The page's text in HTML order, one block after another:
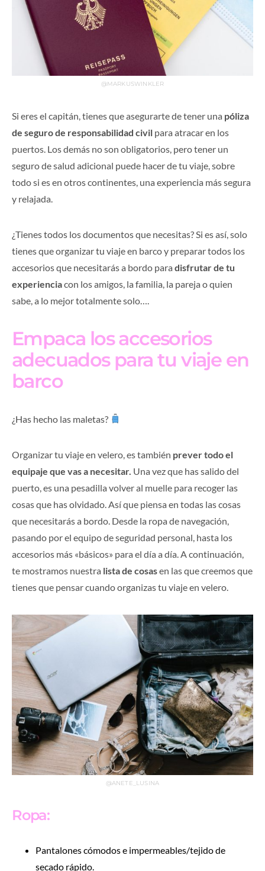
@MARKUSWINKLER
Si eres el capitán, tienes que asegurarte de tener una póliza
de seguro de responsabilidad civil para atracar en los
puertos. Los demás no son obligatorios, pero tener un
seguro de salud adicional puede hacer de tu viaje, sobre
todo si es en otros continentes, una experiencia más segura
y relajada.
¿Tienes todos los documentos que necesitas? Si es así, solo
tienes que organizar tu viaje en barco y preparar todos los
accesorios que necesitarás a bordo para disfrutar de tu
experienciacon los amigos, la familia, la pareja o quien
sabe, a lo mejor totalmente solo….
Empaca los accesorios
adecuados para tu viaje en
barco
¿Has hecho las maletas?
Organizar tu viaje en velero, es también prever todo el
equipaje que vas a necesitar. Una vez que has salido del
puerto, es una pesadilla volver al muelle para recoger las
cosas que has olvidado. Así que piensa en todas las cosas
que necesitarás a bordo. Desde la ropa de navegación,
pasando por el equipo de seguridad personal, hasta los
accesorios más «básicos» para el día a día. A continuación,
te mostramos nuestra lista de cosasen las que creemos que
tienes que pensar cuando organizas tu viaje en velero.
@ANETE_LUSINA
Ropa:
Pantalones cómodos e impermeables/tejido de
secado rápido.